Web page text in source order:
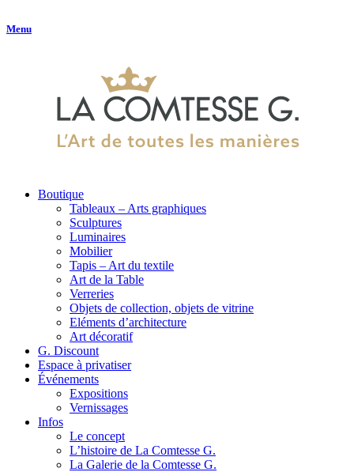
Menu
Boutique
Tableaux – Arts graphiques
Sculptures
Luminaires
Mobilier
Tapis – Art du textile
Art de la Table
Verreries
Objets de collection, objets de vitrine
Eléments d’architecture
Art décoratif
G. Discount
Espace à privatiser
Événements
Expositions
Vernissages
Infos
Le concept
L’histoire de La Comtesse G.
La Galerie de la Comtesse G.